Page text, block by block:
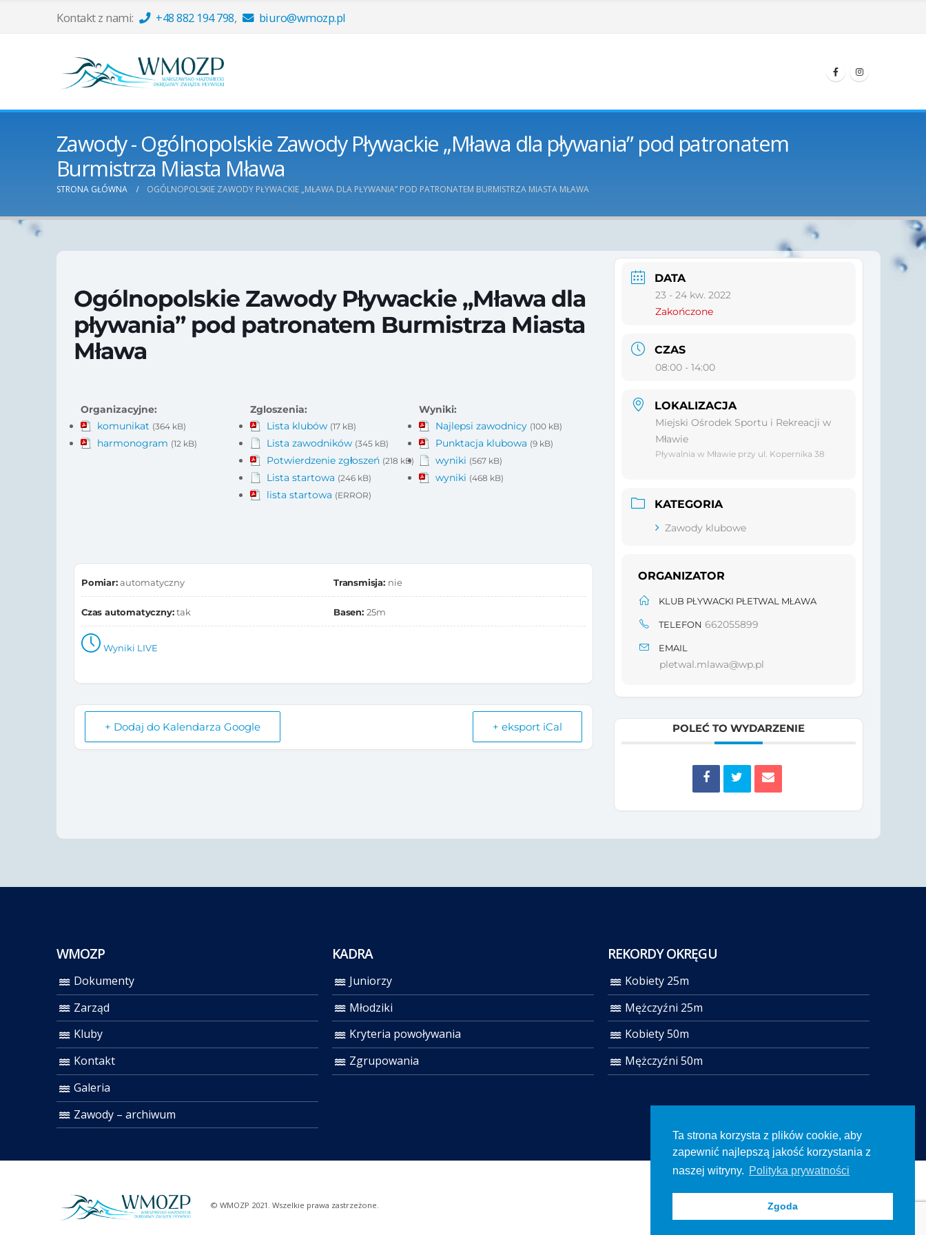
Kontakt z nami: +48 882 194 798, biuro@wmozp.pl
Zawody - Ogólnopolskie Zawody Pływackie „Mława dla pływania” pod patronatem
Burmistrza Miasta Mława
STRONA GŁÓWNA OGÓLNOPOLSKIE ZAWODY PŁYWACKIE „MŁAWA DLA PŁYWANIA” POD PATRONATEM BURMISTRZA MIASTA MŁAWA
Ogólnopolskie Zawody Pływackie „Mława dla
pływania” pod patronatem Burmistrza Miasta
Mława
Organizacyjne:
komunikat (364 kB)
harmonogram (12 kB)
Zgloszenia:
Lista klubów (17 kB)
Lista zawodników (345 kB)
Potwierdzenie zgłoszeń (218 kB)
Lista startowa (246 kB)
lista startowa (ERROR)
Wyniki:
Najlepsi zawodnicy (100 kB)
Punktacja klubowa (9 kB)
wyniki (567 kB)
wyniki (468 kB)
Pomiar:automatyczny Transmisja: nie
Czas automatyczny:tak Basen: 25m
Wyniki LIVE
+ Dodaj do Kalendarza Google + eksport iCal
DATA
23 - 24 kw. 2022
Zakończone
CZAS
08:00 - 14:00
LOKALIZACJA
Miejski Ośrodek Sportu i Rekreacji w
Mławie
Pływalnia w Mławie przy ul. Kopernika 38
KATEGORIA
Zawody klubowe
ORGANIZATOR
KLUB PŁYWACKI PŁETWAL MŁAWA
TELEFON 662055899
EMAIL
pletwal.mlawa@wp.pl
POLEĆ TO WYDARZENIE
WMOZP
Dokumenty
Zarząd
Kluby
Kontakt
Galeria
Zawody – archiwum
KADRA
Juniorzy
Młodziki
Kryteria powoływania
Zgrupowania
REKORDY OKRĘGU
Kobiety 25m
Mężczyźni 25m
Kobiety 50m
Mężczyźni 50m
© WMOZP 2021. Wszelkie prawa zastrzeżone.
Ta strona korzysta z plików cookie, aby
zapewnić najlepszą jakość korzystania z
naszej witryny. Polityka prywatności
Zgoda